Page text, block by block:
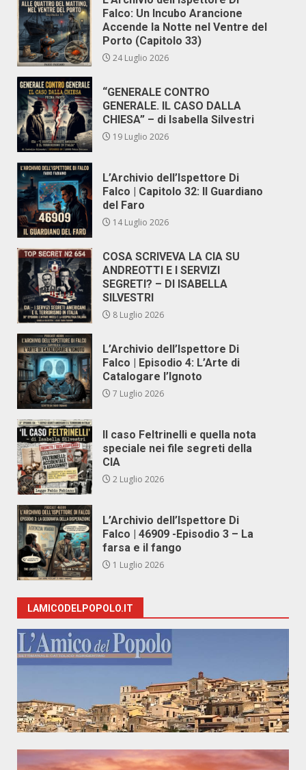
Falco: Un Incubo Arancione
Accende la Notte nel Ventre del
Porto (Capitolo 33)
24 Luglio 2026
“GENERALE CONTRO
GENERALE. IL CASO DALLA
CHIESA” – di Isabella Silvestri
19 Luglio 2026
L’Archivio dell’Ispettore Di
Falco | Capitolo 32: Il Guardiano
del Faro
14 Luglio 2026
COSA SCRIVEVA LA CIA SU
ANDREOTTI E I SERVIZI
SEGRETI? – DI ISABELLA
SILVESTRI
8 Luglio 2026
L’Archivio dell’Ispettore Di
Falco | Episodio 4: L’Arte di
Catalogare l’Ignoto
7 Luglio 2026
Il caso Feltrinelli e quella nota
speciale nei file segreti della
CIA
2 Luglio 2026
L’Archivio dell’Ispettore Di
Falco | 46909 -Episodio 3 – La
farsa e il fango
1 Luglio 2026
LAMICODELPOPOLO.IT